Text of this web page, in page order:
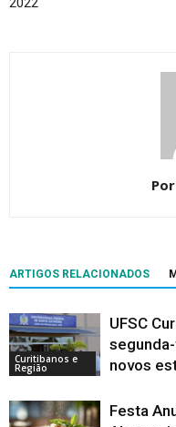
ARTIGOS RELACIONADOS
Curitibanos e
Região
UFSC
novos
Festa